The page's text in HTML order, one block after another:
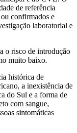
de referência
ou confirmados e
laboratorial e
o risco de introdução
muito baixo.
histórica de
a inexistência de
do Sul e a forma de
com sangue,
sintomáticas